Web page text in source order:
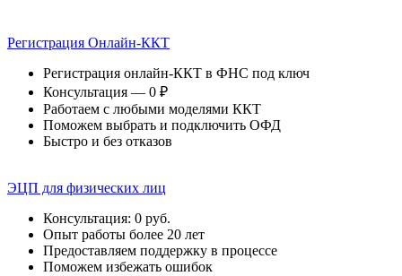
Регистрация Онлайн-ККТ
Регистрация онлайн-ККТ в ФНС под ключ
Консультация — 0 ₽
Работаем с любыми моделями ККТ
Поможем выбрать и подключить ОФД
Быстро и без отказов
ЭЦП для физических лиц
Консультация: 0 руб.
Опыт работы более 20 лет
Предоставляем поддержку в процессе
Поможем избежать ошибок